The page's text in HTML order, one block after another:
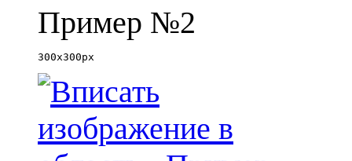
Пример №2
300x300px